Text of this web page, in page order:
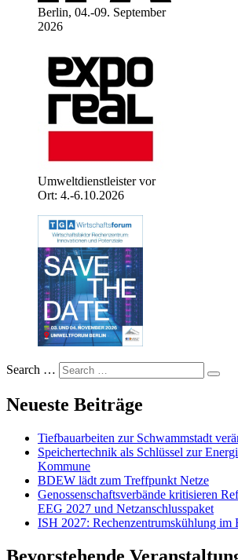
Berlin, 04.-09. September
2026
Umweltdienstleister vor
Ort: 4.-6.10.2026
Search …
Neueste Beiträge
Tiefbauarbeiten zur Schwammstadt
Speichertechnik als Schlüssel zur
Kommune
BDEW lädt zum Treffpunkt Netze
Genossenschaftsverbände kritisieren
EEG 2027 und Netzanschlusspaket
ISH 2027: Rechenzentrumskühlung im